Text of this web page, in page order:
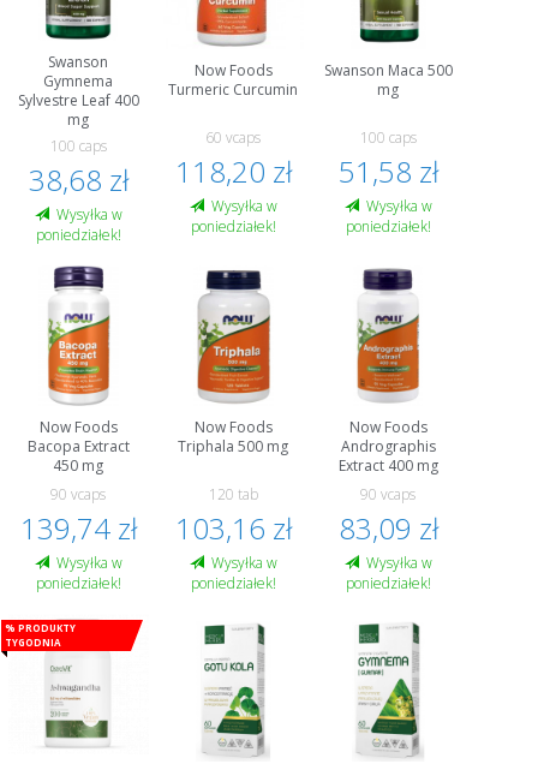
Swanson
Gymnema
Sylvestre Leaf 400
mg
100 caps
38,68 zł
Wysyłka w
poniedziałek!
Now Foods
Turmeric Curcumin
60 vcaps
118,20 zł
Wysyłka w
poniedziałek!
Swanson Maca 500
mg
100 caps
51,58 zł
Wysyłka w
poniedziałek!
Now Foods
Bacopa Extract
450 mg
90 vcaps
139,74 zł
Wysyłka w
poniedziałek!
Now Foods
Triphala 500 mg
120 tab
103,16 zł
Wysyłka w
poniedziałek!
Now Foods
Andrographis
Extract 400 mg
90 vcaps
83,09 zł
Wysyłka w
poniedziałek!
% Produkty
tygodnia